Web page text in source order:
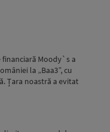
Moody`s a
la „Baa3”, cu
Țara noastră a evitat